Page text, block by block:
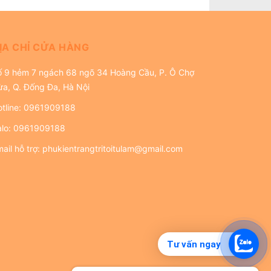
Tư vấn ngay
CHỈ CỬA HÀNG
9 hẻm 7 ngách 68 ngõ 34 Hoàng Cầu, P. Ô Chợ
Q. Đống Đa, Hà Nội
0961909188
0961909188
hỗ trợ: phukientrangtritoitulam@gmail.com